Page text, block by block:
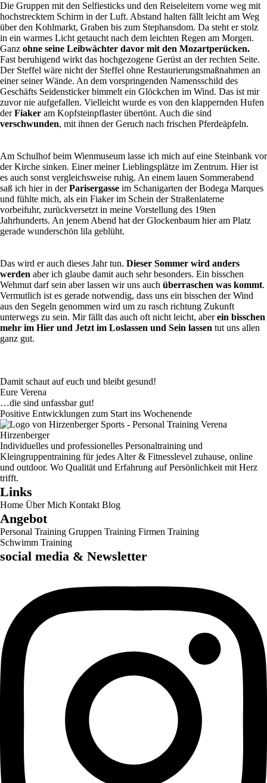
Die Gruppen mit den Selfiesticks und den Reiseleitern vorne weg mit
hochstrecktem Schirm in der Luft. Abstand halten fällt leicht am Weg
über den Kohlmarkt, Graben bis zum Stephansdom. Da steht er stolz
in ein warmes Licht getaucht nach dem leichten Regen am Morgen.
Ganz ohne seine Leibwächter davor mit den Mozartperücken.
Fast beruhigend wirkt das hochgezogene Gerüst an der rechten Seite.
Der Steffel wäre nicht der Steffel ohne Restaurierungsmaßnahmen an
einer seiner Wände. An dem vorspringenden Namensschild des
Geschäfts Seidensticker bimmelt ein Glöckchen im Wind. Das ist mir
zuvor nie aufgefallen. Vielleicht wurde es von den klappernden Hufen
derFiaker am Kopfsteinpflaster übertönt. Auch die sind
verschwunden, mit ihnen der Geruch nach frischen Pferdeäpfeln.
Am Schulhof beim Wienmuseum lasse ich mich auf eine Steinbank vor
der Kirche sinken. Einer meiner Lieblingsplätze im Zentrum. Hier ist
es auch sonst vergleichsweise ruhig. An einem lauen Sommerabend
saß ich hier in derParisergasse im Schanigarten der Bodega Marques
und fühlte mich, als ein Fiaker im Schein der Straßenlaterne
vorbeifuhr, zurückversetzt in meine Vorstellung des 19ten
Jahrhunderts. An jenem Abend hat der Glockenbaum hier am Platz
gerade wunderschön lila geblüht.
Das wird er auch dieses Jahr tun. Dieser Sommer wird anders
werden aber ich glaube damit auch sehr besonders. Ein bisschen
Wehmut darf sein aber lassen wir uns auch überraschen was kommt.
Vermutlich ist es gerade notwendig, dass uns ein bisschen der Wind
aus den Segeln genommen wird um zu rasch richtung Zukunft
unterwegs zu sein. Mir fällt das auch oft nicht leicht, aberein bisschen
mehr im Hier und Jetzt im Loslassen und Sein lassen tut uns allen
ganz gut.
Damit schaut auf euch und bleibt gesund!
Eure Verena
…die sind unfassbar gut!
Positive Entwicklungen zum Start ins Wochenende
Individuelles und professionelles Personaltraining und
Kleingruppentraining für jedes Alter & Fitnesslevel zuhause, online
und outdoor. Wo Qualität und Erfahrung auf Persönlichkeit mit Herz
trifft.
Links
Home Über Mich Kontakt Blog
Angebot
Personal Training Gruppen Training Firmen Training
Schwimm Training
social media & Newsletter